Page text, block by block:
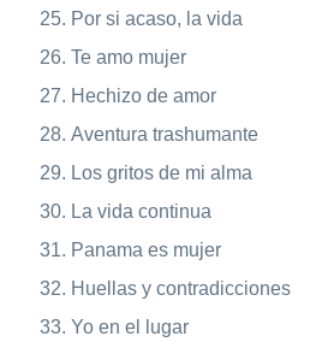
Por si acaso, la vida
Te amo mujer
Hechizo de amor
Aventura trashumante
Los gritos de mi alma
La vida continua
Panama es mujer
Huellas y contradicciones
Yo en el lugar